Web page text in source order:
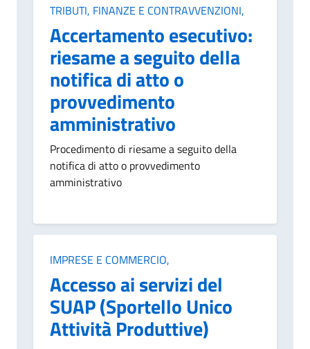
Categoria:
TRIBUTI, FINANZE E CONTRAVVENZIONI,
Accertamento esecutivo:
riesame a seguito della
notifica di atto o
provvedimento
amministrativo
Procedimento di riesame a seguito della
notifica di atto o provvedimento
amministrativo
Categoria:
IMPRESE E COMMERCIO,
Accesso ai servizi del
SUAP (Sportello Unico
Attività Produttive)